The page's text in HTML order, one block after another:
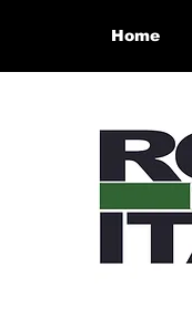
Home